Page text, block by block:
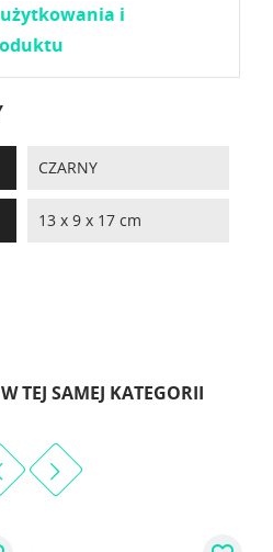
i
CZARNY
13 x 9 x 17 cm
TEJ SAMEJ KATEGORII